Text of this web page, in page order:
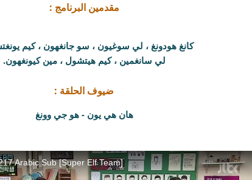
مقدمين البرنامج :
كانغ هودونغ ، لي سوغيون ، سو جانغهون ، كيم
لي سانغمين ، كيم هيتشول ، مين كيونغهون.
ضيوف الحلقة :
هان هي يون - هو جي وونغ